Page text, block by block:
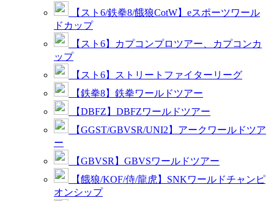
【スト6/鉄拳8/餓狼CotW】eスポーツワール
ドカップ
【スト6】カプコンプロツアー、カプコンカ
ップ
【スト6】ストリートファイターリーグ
【鉄拳8】鉄拳ワールドツアー
【DBFZ】DBFZワールドツアー
【GGST/GBVSR/UNI2】アークワールドツア
ー
【GBVSR】GBVSワールドツアー
【餓狼/KOF/侍/龍虎】SNKワールドチャンピ
オンシップ